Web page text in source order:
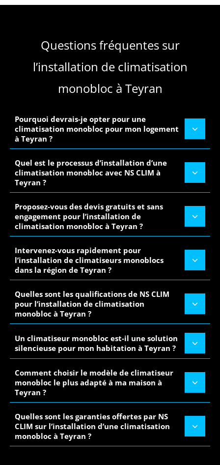
Questions fréquentes sur
l’installation de climatisation
monobloc à Teyran
Pourquoi devrais-je opter pour une
climatisation monobloc pour mon logement
à Teyran ?
Quel est le processus d’installation d’une
climatisation monobloc avec NS CLIM à
Teyran ?
Proposez-vous des devis gratuits et sans
engagement pour l’installation de
climatisation monobloc à Teyran ?
Intervenez-vous rapidement pour
l’installation de climatiseurs monoblocs
dans la région de Teyran ?
Quelles sont les qualifications de NS CLIM
pour l’installation de climatisation
monobloc à Teyran ?
Un climatiseur monobloc est-il une solution
silencieuse pour mon habitation à Teyran ?
Comment choisir le modèle de climatiseur
monobloc le plus adapté à ma maison à
Teyran ?
Quelles sont les garanties offertes par NS
CLIM sur l’installation d’une climatisation
monobloc à Teyran ?